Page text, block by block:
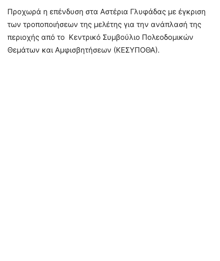
Προχωρά η επένδυση στα Αστέρια Γλυφάδας με έγκριση
των τροποποιήσεων της μελέτης για την ανάπλασή της
περιοχής από το Κεντρικό Συμβούλιο Πολεοδομικών
Θεμάτων και Αμφισβητήσεων (ΚΕΣΥΠΟΘΑ).